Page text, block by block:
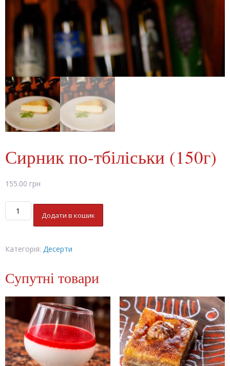
Сирник по-тбіліськи (150г)
155.00 грн
Сирник
по-
тбіліськи
кількість
Додати в кошик
Категорія: Десерти
Супутні товари